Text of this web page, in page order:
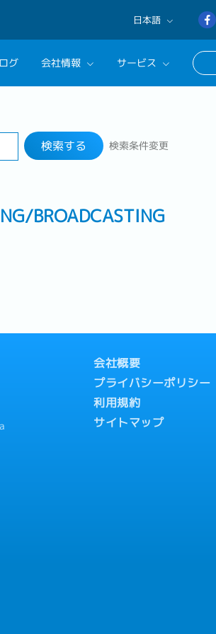
日本語
English
日本語
グ 会社情報
考え方
サービス
ャリアカウンセリングサービス
検索する
検索条件変更
BROADCASTING
会社概要
プライバシーポリシー
利用規約
サイトマップ